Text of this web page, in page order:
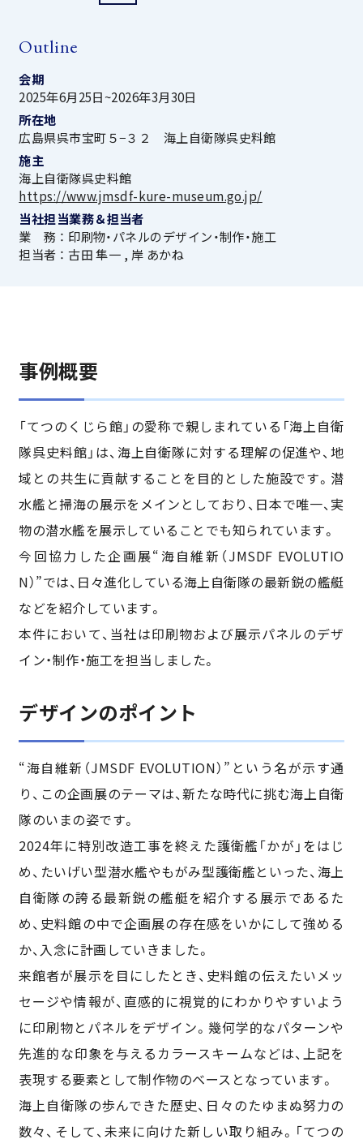
Outline
会期
2025年6月25日~2026年3月30日
所在地
広島県呉市宝町５−３２ 海上自衛隊呉史料館
施主
海上自衛隊呉史料館
https://www.jmsdf-kure-museum.go.jp/
当社担当業務＆担当者
業 務 ： 印刷物・パネルのデザイン・制作・施工
担当者 ： 古田 隼一 , 岸 あかね
事例概要
「てつのくじら館」の愛称で親しまれている「海上自衛
隊呉史料館」は、海上自衛隊に対する理解の促進や、地
域との共生に貢献することを目的とした施設です。潜
水艦と掃海の展示をメインとしており、日本で唯一、実
物の潜水艦を展示していることでも知られています。
今回協力した企画展“海自維新（JMSDF EVOLUTIO
N）”では、日々進化している海上自衛隊の最新鋭の艦艇
などを紹介しています。
本件において、当社は印刷物および展示パネルのデザ
イン・制作・施工を担当しました。
デザインのポイント
“海自維新（JMSDF EVOLUTION）”という名が示す通
り、この企画展のテーマは、新たな時代に挑む海上自衛
隊のいまの姿です。
2024年に特別改造工事を終えた護衛艦「かが」をはじ
め、たいげい型潜水艦やもがみ型護衛艦といった、海上
自衛隊の誇る最新鋭の艦艇を紹介する展示であるた
め、史料館の中で企画展の存在感をいかにして強める
か、入念に計画していきました。
来館者が展示を目にしたとき、史料館の伝えたいメッ
セージや情報が、直感的に視覚的にわかりやすいよう
に印刷物とパネルをデザイン。幾何学的なパターンや
先進的な印象を与えるカラースキームなどは、上記を
表現する要素として制作物のベースとなっています。
海上自衛隊の歩んできた歴史、日々のたゆまぬ努力の
数々、そして、未来に向けた新しい取り組み。「てつの